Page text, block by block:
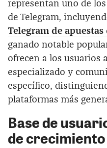
representan uno de
de Telegram,
Telegram de
ganado notable
ofrecen a los usuarios
especializado y
específico,
plataformas más
Base de
de crecimiento